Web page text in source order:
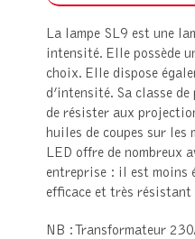
La lampe SL9 est une
intensité. Elle possède
choix. Elle dispose
d’intensité. Sa classe
de résister aux
huiles de coupes sur les
LED offre de nombreux
entreprise : il est moins
efficace et très résistant
NB : Transformateur